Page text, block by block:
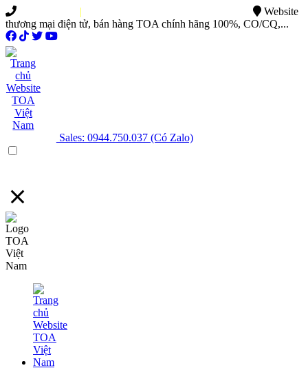
|
Website
thương mại điện tử, bán hàng TOA chính hãng 100%, CO/CQ,...
Sales: 0944.750.037 (Có Zalo)